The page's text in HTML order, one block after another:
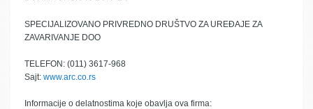
SPECIJALIZOVANO PRIVREDNO DRUŠTVO ZA UREĐAJE ZA
ZAVARIVANJE DOO
TELEFON: (011) 3617-968
Sajt: www.arc.co.rs
Informacije o delatnostima koje obavlja ova firma: